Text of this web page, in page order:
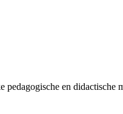
en didactische